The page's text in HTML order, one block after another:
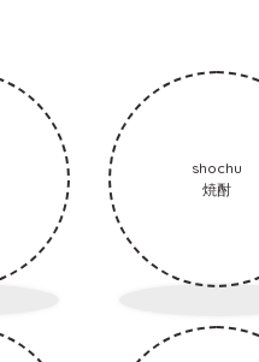
shochu
焼酎